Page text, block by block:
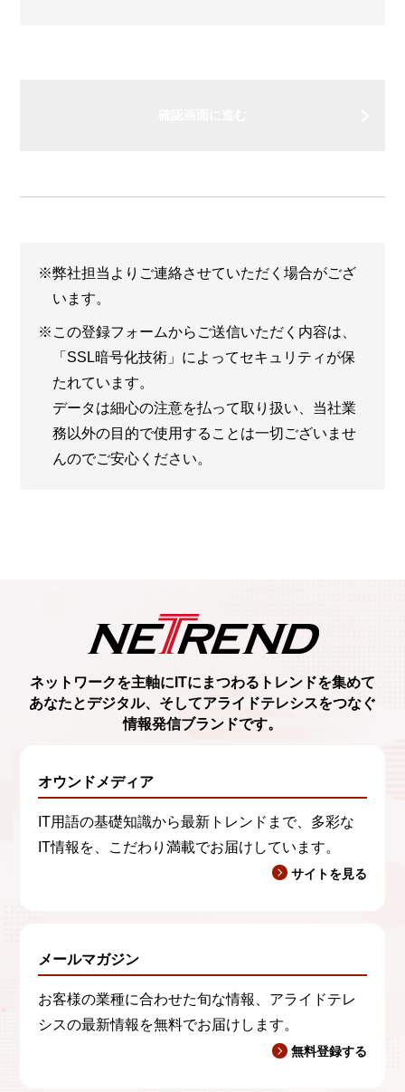
弊社及び弊社のビジネス・パートナーからのお客
様にとって有益と弊社が考える情報を提供するた
め
（4） その他必要に応じてお客様にコンタクト
するため
2. 取得した閲覧履歴や購買履歴等の情報を分析
して、以下の目的で利用します。
（1） お客様のご利用状況や趣向に応じ、弊社
d）第三者提供について
e）委託について
処理を委託する場合がございます。
f）開示等窓口
利用目的や個人情報の開示、訂正、利用停止等の
申し出は、下記まで郵送にてお願いいたします。
弊社の個人情報保護に関するお問い合わせに関し
ては、電子メールにて下記までお問い合わせくだ
※弊社担当よりご連絡させていただく場合がござ
います。
※この登録フォームからご送信いただく内容は、
「SSL暗号化技術」によってセキュリティが保
たれています。
データは細心の注意を払って取り扱い、当社業
務以外の目的で使用することは一切ございませ
んのでご安心ください。
ネットワークを主軸に ITにまつわるトレンドを集めて
あなたとデジタル、 そしてアライドテレシスをつなぐ
情報発信ブランドです。
オウンドメディア
IT用語の基礎知識から最新トレンドまで、多彩な
IT情報を、こだわり満載でお届けしています。
サイトを見る
メールマガジン
お客様の業種に合わせた旬な情報、アライドテレ
シスの最新情報を無料でお届けします。
無料登録する